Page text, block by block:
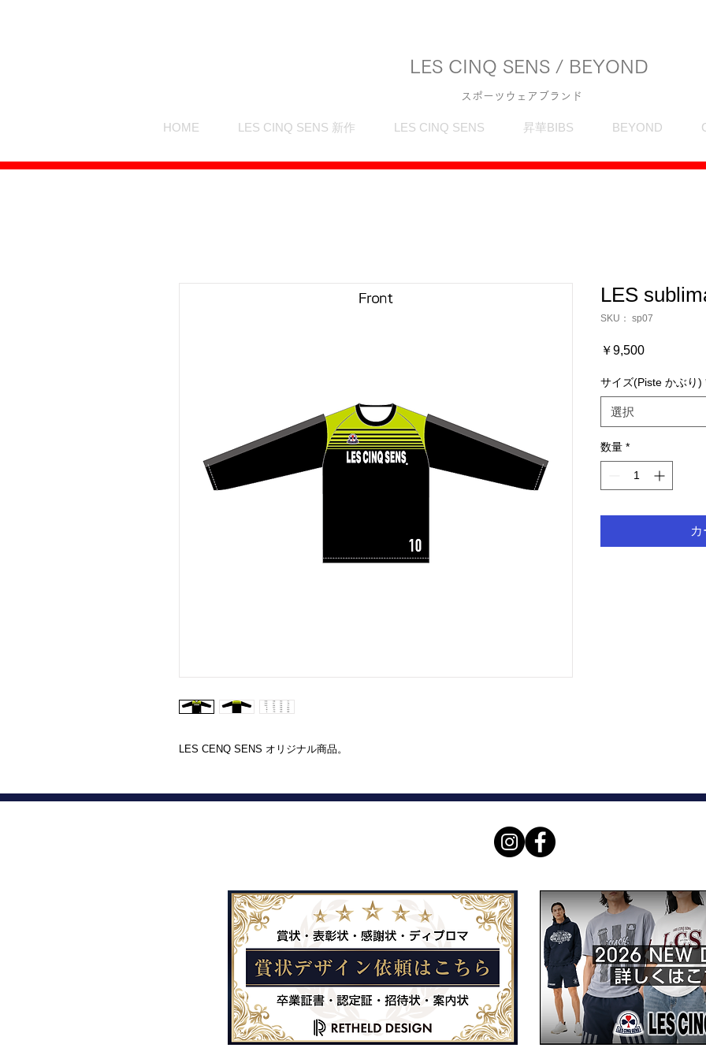
LES CINQ SENS / BEYOND
スポーツウェアブランド
HOME LES CINQ SENS 新作 LES CINQ SENS 昇華BIBS BEYOND
LES CENQ SENS オリジナル商品。
LES
SKU： sp07
￥9,500価
サイズ(Piste かぶり)
選択
数量 *